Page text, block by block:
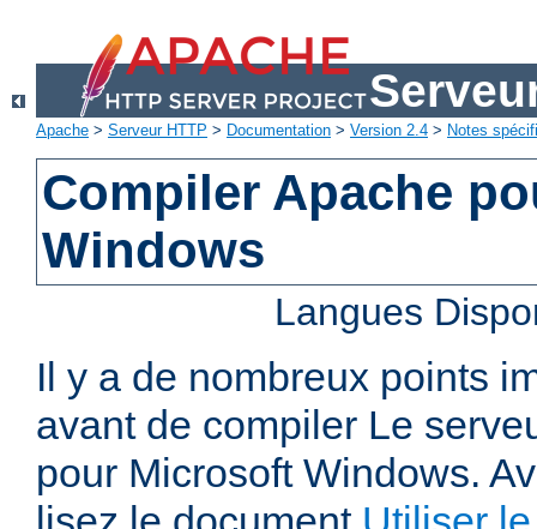
Apache > Serveur HTTP > Documentation > Version 2.4 > Notes
Compiler Apache
Windows
Langues
Il y a de nombreux points
avant de compiler Le
pour Microsoft Windows.